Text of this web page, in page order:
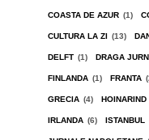
COASTA DE AZUR (1)
CULTURA LA ZI (13)
DELFT (1) DRAGA
FINLANDA (1) FRANTA
GRECIA (4) HOINARIND
IRLANDA (6) ISTANBUL